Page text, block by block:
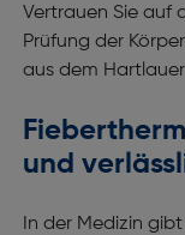
Vertrauen Sie auf
Prüfung der
aus dem
und
In der Medizin